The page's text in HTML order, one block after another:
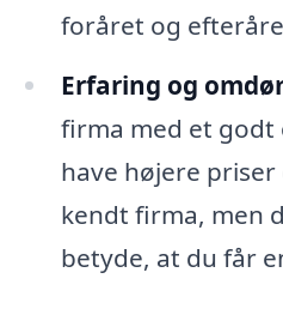
foråret og
Erfaring og
firma med et godt
have højere
kendt firma, men
betyde, at du får